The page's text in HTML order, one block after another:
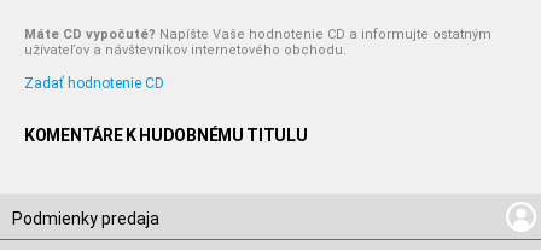
Máte CD vypočuté? Napíšte Vaše hodnotenie CD a informujte ostatným
užívateľov a návštevníkov internetového obchodu.
Zadať hodnotenie CD
KOMENTÁRE K HUDOBNÉMU TITULU
Podmienky predaja